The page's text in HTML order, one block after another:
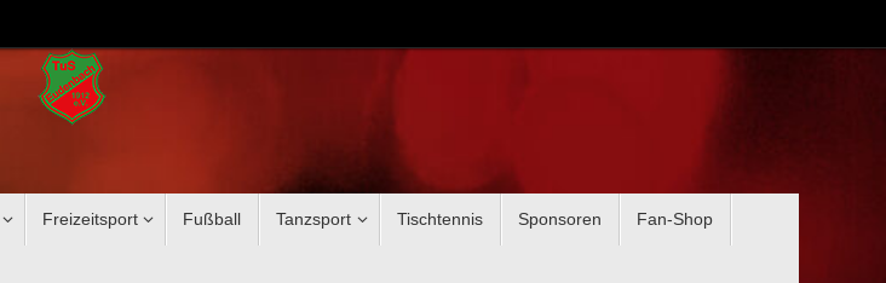
Freizeitsport Fußball Tanzsport Tischtennis Sponsoren Fan-Shop